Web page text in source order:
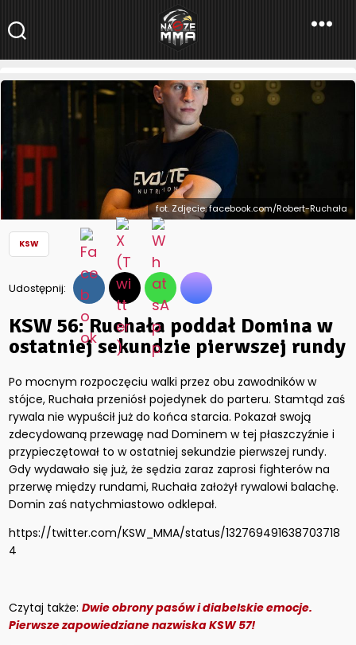
NaszeMMA
NaszeMMA.pl»Aktualności»Polskie MMA»KSW»KSW 56: Ruchała
poddał Domina w ostatniej sekundzie pierwszej rundy
fot. Zdjęcie: facebook.com/Robert-Ruchała
KSW
Udostępnij:
KSW 56: Ruchała poddał Domina w
ostatniej sekundzie pierwszej rundy
Po mocnym rozpoczęciu walki przez obu zawodników w
stójce, Ruchała przeniósł pojedynek do parteru. Stamtąd zaś
rywala nie wypuścił już do końca starcia. Pokazał swoją
zdecydowaną przewagę nad Dominem w tej płaszczyźnie i
przypieczętował to w ostatniej sekundzie pierwszej rundy.
Gdy wydawało się już, że sędzia zaraz zaprosi fighterów na
przerwę między rundami, Ruchała założył rywalowi balachę.
Domin zaś natychmiastowo odklepał.
https://twitter.com/KSW_MMA/status/132769491638703718
4
Czytaj także:Dwie obrony pasów i diabelskie emocje.
Pierwsze zapowiedziane nazwiska KSW 57!